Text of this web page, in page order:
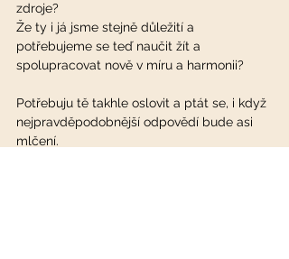
zdroje?
Že ty i já jsme stejně důležití a
potřebujeme se teď naučit žít a
spolupracovat nově v míru a harmonii?
Potřebuju tě takhle oslovit a ptát se, i když
nejpravděpodobnější odpovědí bude asi
mlčení.